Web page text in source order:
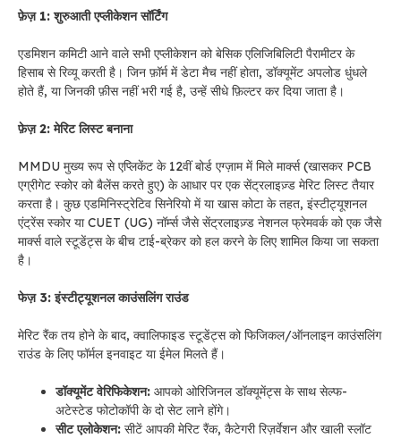
फ़ेज़ 1: शुरुआती एप्लीकेशन सॉर्टिंग
एडमिशन कमिटी आने वाले सभी एप्लीकेशन को बेसिक एलिजिबिलिटी पैरामीटर के
हिसाब से रिव्यू करती है। जिन फ़ॉर्म में डेटा मैच नहीं होता, डॉक्यूमेंट अपलोड धुंधले
होते हैं, या जिनकी फ़ीस नहीं भरी गई है, उन्हें सीधे फ़िल्टर कर दिया जाता है।
फ़ेज़ 2: मेरिट लिस्ट बनाना
MMDU मुख्य रूप से एप्लिकेंट के 12वीं बोर्ड एग्ज़ाम में मिले मार्क्स (खासकर PCB
एग्रीगेट स्कोर को बैलेंस करते हुए) के आधार पर एक सेंट्रलाइज़्ड मेरिट लिस्ट तैयार
करता है। कुछ एडमिनिस्ट्रेटिव सिनेरियो में या खास कोटा के तहत, इंस्टीट्यूशनल
एंट्रेंस स्कोर या CUET (UG) नॉर्म्स जैसे सेंट्रलाइज़्ड नेशनल फ्रेमवर्क को एक जैसे
मार्क्स वाले स्टूडेंट्स के बीच टाई-ब्रेकर को हल करने के लिए शामिल किया जा सकता
है।
फेज़ 3: इंस्टीट्यूशनल काउंसलिंग राउंड
मेरिट रैंक तय होने के बाद, क्वालिफाइड स्टूडेंट्स को फिजिकल/ऑनलाइन काउंसलिंग
राउंड के लिए फॉर्मल इनवाइट या ईमेल मिलते हैं।
डॉक्यूमेंट वेरिफिकेशन: आपको ओरिजिनल डॉक्यूमेंट्स के साथ सेल्फ-
अटेस्टेड फोटोकॉपी के दो सेट लाने होंगे।
सीट एलोकेशन: सीटें आपकी मेरिट रैंक, कैटेगरी रिज़र्वेशन और खाली स्लॉट